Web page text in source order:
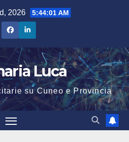
2026 5:44:01 AM
Luca
su Cuneo e Provincia